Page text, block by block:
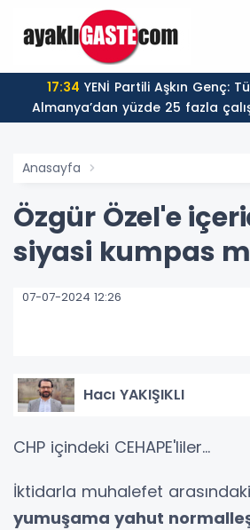
17:34
Almanya’dan yüzde 25 fazla
ayın 18 gününe
Anasayfa
Özgür Özel'e
siyasi kumpas
07-07-2024 12:26
Hacı YAKIŞIKLI
CHP içindeki CEHAPE'liler...
İktidarla muhalefet arasındaki
yumuşama yahut